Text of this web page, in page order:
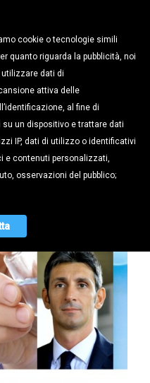
AZIENDE
COVID
cookie o tecnologie simili
quanto riguarda la pubblicità, noi
dati di
attiva delle
al fine di
un dispositivo e trattare dati
IP, dati di utilizzo o identificativi
e contenuti personalizzati,
osservazioni del pubblico;